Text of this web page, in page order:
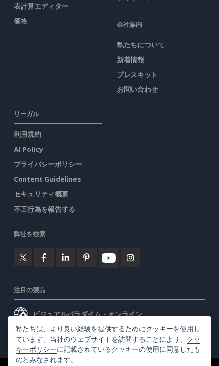
表計算エディター
価格
会社案内
私たちについて
新着情報
プレスキット
お問い合わせ
リーガル
利用規約
AI Policy
プライバシーポリシー
Content Guidelines
セキュリティ概要
不正行為を報告する
弊社を検索
注目の製品
ビジュアルパラダイム・オンライン
ビジュアルパラダイムデスクトップ
私たちは、より良い経験を提供するためにクッキーを使用し
ています。当社のウェブサイトを訪問することにより、 クッ
キーポリシーに記載されているクッキーの使用に同意したも
のとみなされます。